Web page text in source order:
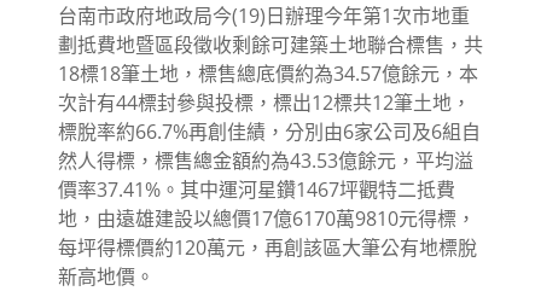
台南市政府地政局今(19)日辦理今年第1次市地重
劃抵費地暨區段徵收剩餘可建築土地聯合標售，共
18標18筆土地，標售總底價約為34.57億餘元，本
次計有44標封參與投標，標出12標共12筆土地，
標脫率約66.7%再創佳績，分別由6家公司及6組自
然人得標，標售總金額約為43.53億餘元，平均溢
價率37.41%。其中運河星鑽1467坪觀特二抵費
地，由遠雄建設以總價17億6170萬9810元得標，
每坪得標價約120萬元，再創該區大筆公有地標脫
新高地價。